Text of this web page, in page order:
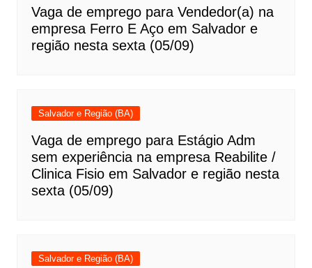
Vaga de emprego para Vendedor(a) na
empresa Ferro E Aço em Salvador e
região nesta sexta (05/09)
Salvador e Região (BA)
Vaga de emprego para Estágio Adm
sem experiência na empresa Reabilite /
Clinica Fisio em Salvador e região nesta
sexta (05/09)
Salvador e Região (BA)